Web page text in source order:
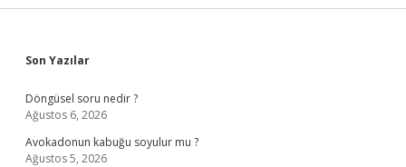
Sidebar
Son Yazılar
Döngüsel soru nedir ?
Ağustos 6, 2026
Avokadonun kabuğu soyulur mu ?
Ağustos 5, 2026